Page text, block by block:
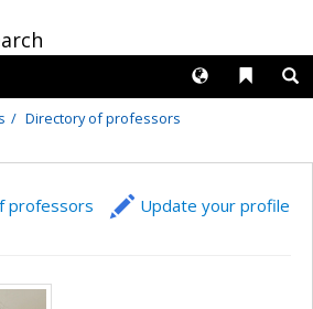
Liens
Langues
Directory of professors
professors Update your profile